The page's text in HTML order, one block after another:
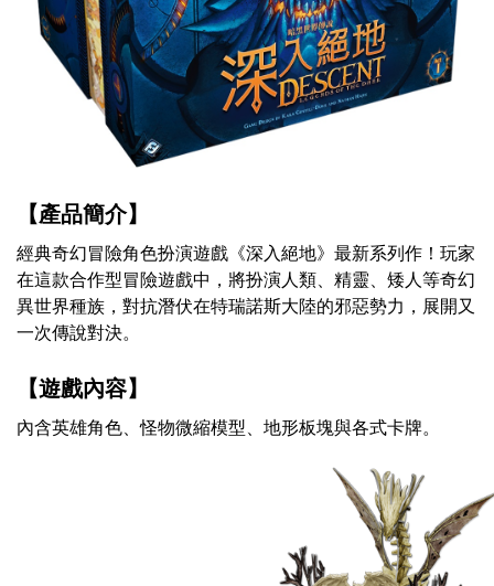
【產品簡介】
經典奇幻冒險角色扮演遊戲《深入絕地》最新系列作！玩家
在這款合作型冒險遊戲中，將扮演人類、精靈、矮人等奇幻
異世界種族，對抗潛伏在特瑞諾斯大陸的邪惡勢力，展開又
一次傳說對決。
【遊戲內容】
內含英雄角色、怪物微縮模型、地形板塊與各式卡牌。